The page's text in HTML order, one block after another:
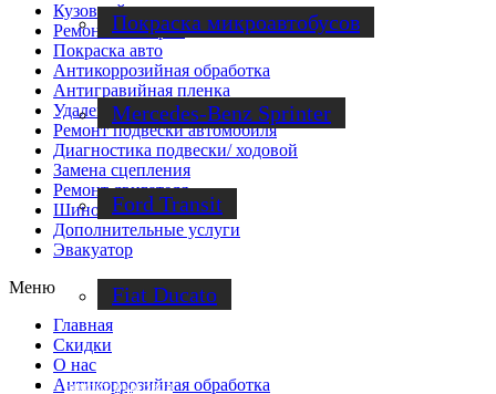
Покраска микроавтобусов
Mercedes-Benz Sprinter
Ford Transit
Fiat Ducato
Ремонт фургонов
Кузовной ремонт
Ремонт бамперов
Покраска авто
Антикоррозийная обработка
Антигравийная пленка
Удаление вмятин без покраски
Ремонт подвески автомобиля
Диагностика подвески/ ходовой
Замена сцепления
Ремонт двигателя
Шиномонтаж
Дополнительные услуги
Эвакуатор
Меню
Главная
Скидки
О нас
Антикоррозийная обработка